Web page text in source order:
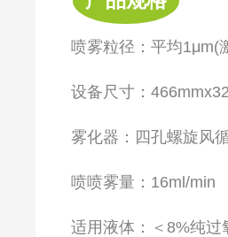
喷雾粒径：平均1μm(
设备尺寸：
雾化器：四孔螺旋风
喷喷雾量：16ml/min
适用液体：＜8%纯过